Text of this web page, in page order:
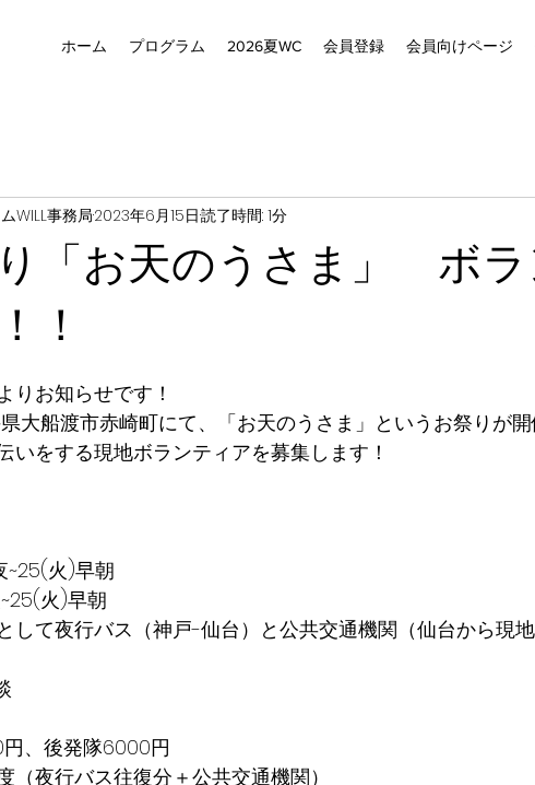
ホーム プログラム 2026夏WC 会員登録 会員向けページ
「お天のうさま」 ボラ
！
WILL事務局2023年6月15日読了時間: 1分
りお知らせです！
大船渡市赤崎町にて、「お天のうさま」というお祭りが開
いをする現地ボランティアを募集します！
火)早朝
火)早朝
て夜行バス（神戸-仙台）と公共交通機関（仙台から現
、後発隊6000円
夜行バス往復分＋公共交通機関）